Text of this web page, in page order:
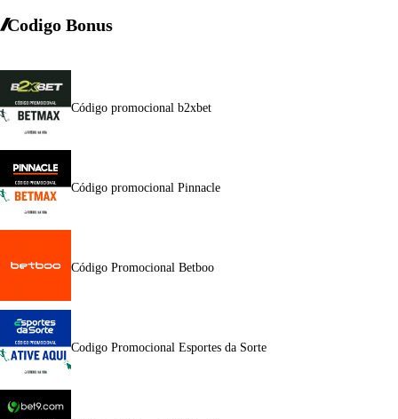
Codigo Bonus
Código promocional b2xbet
Código promocional Pinnacle
Código Promocional Betboo
Codigo Promocional Esportes da Sorte